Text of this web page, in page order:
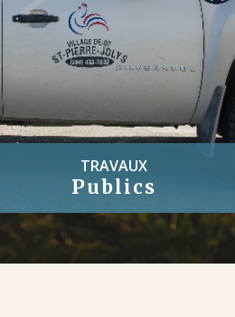
CIMETIÈRE
Cimetière